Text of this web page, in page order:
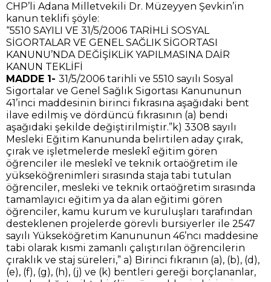
CHP’li Adana Milletvekili Dr. Müzeyyen Şevkin’in
kanun teklifi şöyle:
“5510 SAYILI VE 31/5/2006 TARİHLİ SOSYAL
SİGORTALAR VE GENEL SAĞLIK SİGORTASI
KANUNU’NDA DEĞİŞİKLİK YAPILMASINA DAİR
KANUN TEKLİFİ
MADDE 1- 31/5/2006 tarihli ve 5510 sayılı Sosyal
Sigortalar ve Genel Sağlık Sigortası Kanununun
41’inci maddesinin birinci fıkrasına aşağıdaki bent
ilave edilmiş ve dördüncü fıkrasının (a) bendi
aşağıdaki şekilde değiştirilmiştir.”k) 3308 sayılı
Mesleki Eğitim Kanununda belirtilen aday çırak,
çırak ve işletmelerde meslekî eğitim gören
öğrenciler ile meslekî ve teknik ortaöğretim ile
yükseköğrenimleri sırasında staja tabi tutulan
öğrenciler, mesleki ve teknik ortaöğretim sırasında
tamamlayıcı eğitim ya da alan eğitimi gören
öğrenciler, kamu kurum ve kuruluşları tarafından
desteklenen projelerde görevli bursiyerler ile 2547
sayılı Yükseköğretim Kanununun 46’ncı maddesine
tabi olarak kısmi zamanlı çalıştırılan öğrencilerin
çıraklık ve staj süreleri,” a) Birinci fıkranın (a), (b), (d),
(e), (f), (g), (h), (j) ve (k) bentleri gereği borçlananlar,